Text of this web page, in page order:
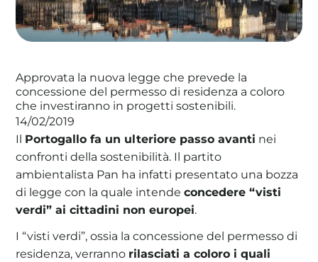
La tua cooperativa energetica sostenibile
Approvata la nuova legge che prevede la
concessione del permesso di residenza a coloro
che investiranno in progetti sostenibili.
14/02/2019
Il Portogallo fa un ulteriore passo avanti nei
confronti della sostenibilità. Il partito
ambientalista Pan ha infatti presentato una bozza
di legge con la quale intendeconcedere “visti
verdi” ai cittadini non europei.
I “visti verdi”, ossia la concessione del permesso di
residenza, verranno rilasciati a coloro i quali